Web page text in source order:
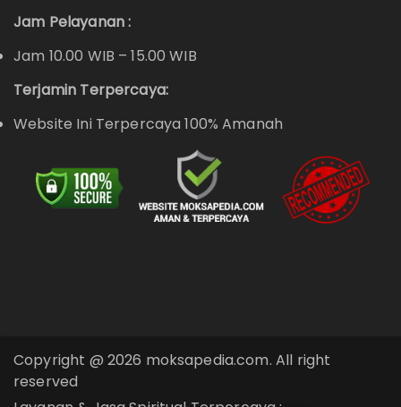
Jam Pelayanan :
Jam 10.00 WIB – 15.00 WIB
Terjamin Terpercaya:
Website Ini Terpercaya 100% Amanah
Copyright @ 2026 moksapedia.com. All right
reserved